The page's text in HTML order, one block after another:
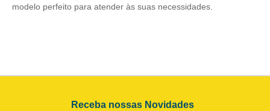
modelo perfeito para atender às suas necessidades.
Receba nossas Novidades